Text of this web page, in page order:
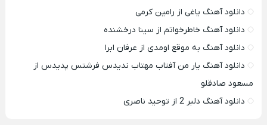
دانلود آهنگ یاغی از رامین کرمی
دانلود آهنگ خاطرخواتم از سینا درخشنده
دانلود آهنگ به موقع اومدی از عرفان ابرا
دانلود آهنگ یار من آفتاب مهتاب ندیدس فرشتس پدیدس از
مسعود صادقلو
دانلود آهنگ دلبر 2 از توحید ناصری